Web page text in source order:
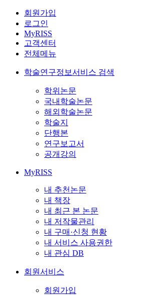
회원가입
로그인
MyRISS
고객센터
전체메뉴
학술연구정보서비스 검색
학위논문
국내학술논문
해외학술논문
학술지
단행본
연구보고서
공개강의
MyRISS
내 추천논문
내 책장
내 최근 본 논문
내 저작물관리
내 구매·신청 현황
내 서비스 사용권한
내 관심 DB
회원서비스
회원가입